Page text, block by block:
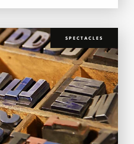
SPECTACLES